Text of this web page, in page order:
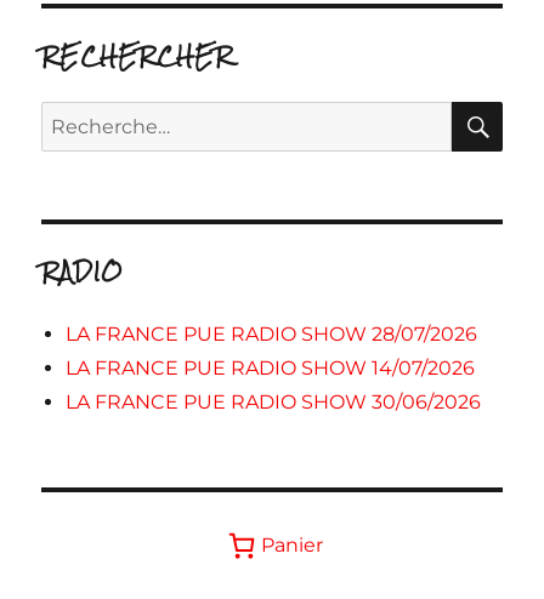
RECHERCHER
Recherche
pour :
RADIO
LA FRANCE PUE RADIO SHOW 28/07/2026
LA FRANCE PUE RADIO SHOW 14/07/2026
LA FRANCE PUE RADIO SHOW 30/06/2026
Panier